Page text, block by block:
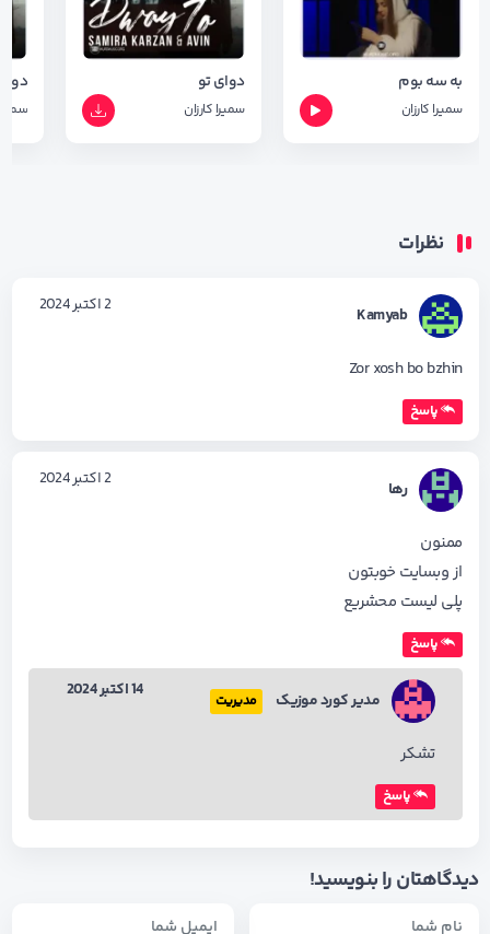
به سه بوم
سمیرا کارزان
دوای تو
سمیرا کارزان
نظرات
Kamyab 2 اکتبر 2024
Zor xosh bo bzhin
پاسخ
رها 2 اکتبر 2024
ممنون
از وبسایت خوبتون
پلی لیست محشریع
پاسخ
مدیر کورد موزیک مدیریت 14 اکتبر 2024
تشکر
پاسخ
دیدگاهتان را بنویسید!